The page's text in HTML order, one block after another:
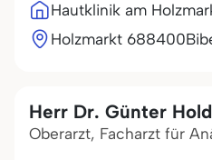
Hautklinik am
Holzmarkt 688400
Herr Dr. Günter
Oberarzt, Facharzt für